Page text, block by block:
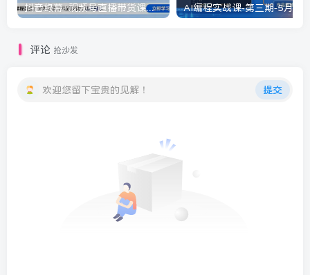
抖音绿幕+视频号直播带货课：居家照着稿子念起号，手机电脑双场景搭建全流程
评论 抢沙发
欢迎您留下宝贵的见解！ 提交